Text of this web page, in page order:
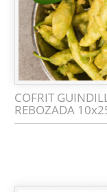
COFRIT
REBOZADA